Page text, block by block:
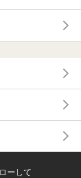
ーして